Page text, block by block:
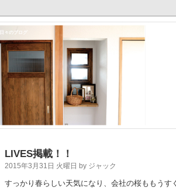
日々のブログ
LIVES掲載！！
2015年3月31日 火曜日 by ジャック
すっかり春らしい天気になり、会社の桜ももうす